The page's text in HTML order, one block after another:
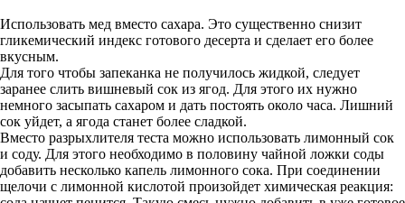
Использовать мед вместо сахара. Это существенно снизит
гликемический индекс готового десерта и сделает его более
вкусным.
Для того чтобы запеканка не получилось жидкой, следует
заранее слить вишневый сок из ягод. Для этого их нужно
немного засыпать сахаром и дать постоять около часа. Лишний
сок уйдет, а ягода станет более сладкой.
Вместо разрыхлителя теста можно использовать лимонный сок
и соду. Для этого необходимо в половину чайной ложки соды
добавить несколько капель лимонного сока. При соединении
щелочи с лимонной кислотой произойдет химическая реакция: